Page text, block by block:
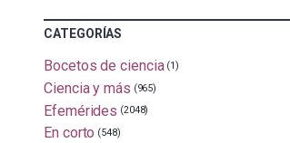
CATEGORÍAS
Bocetos de ciencia (1)
Ciencia y más (965)
Efemérides (2048)
En corto (548)